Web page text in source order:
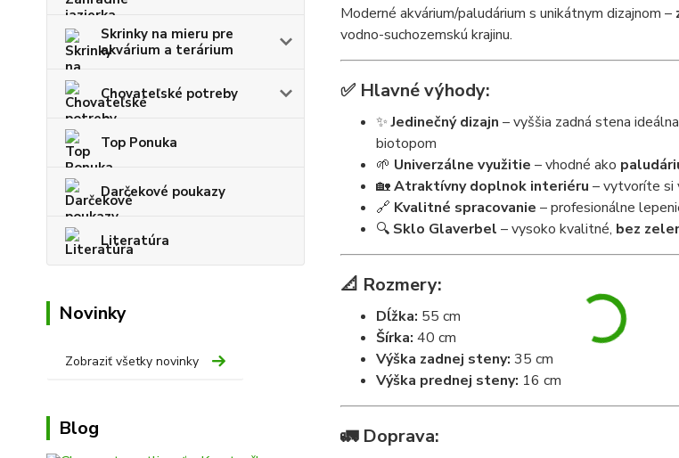
Skrinky na mieru pre
akvárium a terárium
Chovateľské potreby
Top Ponuka
Darčekové poukazy
Literatúra
Novinky
Zobraziť všetky novinky
Blog
Moderné akvárium/paludárium s unikátnym dizajnom –
vodno-suchozemskú krajinu.
✅ Hlavné výhody:
✨Jedinečný dizajn – vyššia zadná stena
biotopom
🌱 Univerzálne využitie – vhodné ako
🏡Atraktívny doplnok interiéru – vytvoríte si
🔗 Kvalitné spracovanie – profesionálne
🔍 Sklo Glaverbel – vysoko kvalitné, bez
📐 Rozmery:
Dĺžka: 55 cm
Šírka: 40 cm
Výška zadnej steny: 35 cm
Výška prednej steny: 16 cm
🚛 Doprava: